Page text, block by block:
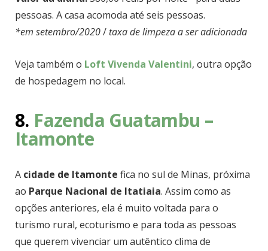
pessoas. A casa acomoda até seis pessoas.
*em setembro/2020/ taxa de limpeza a ser adicionada
Veja também o Loft Vivenda Valentini, outra opção
de hospedagem no local.
8. Fazenda Guatambu –
Itamonte
A cidade de Itamonte fica no sul de Minas, próxima
ao Parque Nacional de Itatiaia. Assim como as
opções anteriores, ela é muito voltada para o
turismo rural, ecoturismo e para toda as pessoas
que querem vivenciar um autêntico clima de